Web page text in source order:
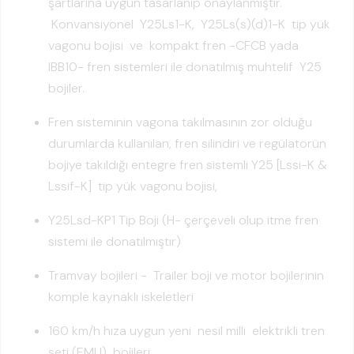
Konvansiyonel Y25Ls1-K, Y25Ls(s)(d)1-K tip yük
vagonu bojisi ve kompakt fren -CFCB yada
IBB10- fren sistemleri ile donatılmış muhtelif Y25
bojiler.
Fren sisteminin vagona takılmasının zor olduğu
durumlarda kullanılan, fren silindiri ve regülatörün
bojiye takıldığı entegre fren sistemli Y25 [Lssi-K &
Lssif-K] tip yük vagonu bojisi,
Y25Lsd-KP1 Tip Boji (H- çerçeveli olup itme fren
sistemi ile donatılmıştır)
Tramvay bojileri - Trailer boji ve motor bojilerinin
komple kaynaklı iskeletleri
160 km/h hıza uygun yeni nesil milli elektrikli tren